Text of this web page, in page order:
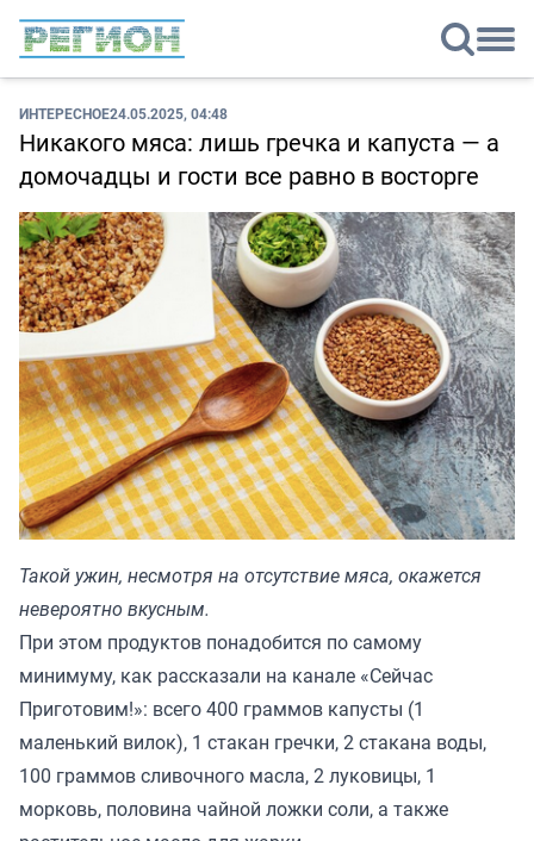
ИНТЕРЕСНОЕ24.05.2025, 04:48
Никакого мяса: лишь гречка и капуста — а
домочадцы и гости все равно в восторге
Такой ужин, несмотря на отсутствие мяса, окажется
невероятно вкусным.
При этом продуктов понадобится по самому
минимуму, как рассказали на канале «Сейчас
Приготовим!»: всего 400 граммов капусты (1
маленький вилок), 1 стакан гречки, 2 стакана воды,
100 граммов сливочного масла, 2 луковицы, 1
морковь, половина чайной ложки соли, а также